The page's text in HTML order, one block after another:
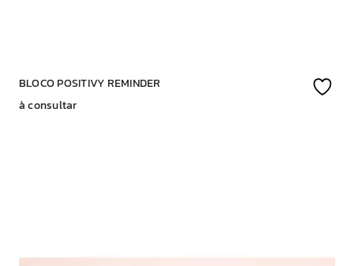
BLOCO POSITIVY REMINDER
à consultar